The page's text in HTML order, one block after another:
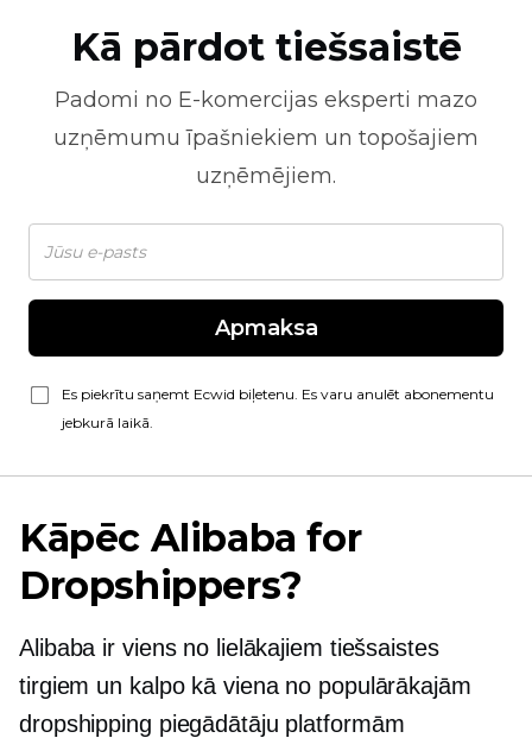
Kā pārdot tiešsaistē
Padomi no E-komercijas eksperti mazo
uzņēmumu īpašniekiem un topošajiem
uzņēmējiem.
Apmaksa
Es piekrītu saņemt Ecwid biļetenu. Es varu anulēt abonementu
jebkurā laikā.
Kāpēc Alibaba for
Dropshippers?
Alibaba ir viens no lielākajiem tiešsaistes
tirgiem un kalpo kā viena no populārākajām
dropshipping piegādātāju platformām